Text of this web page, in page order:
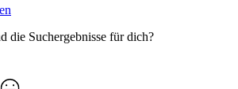
die Suchergebnisse für dich?